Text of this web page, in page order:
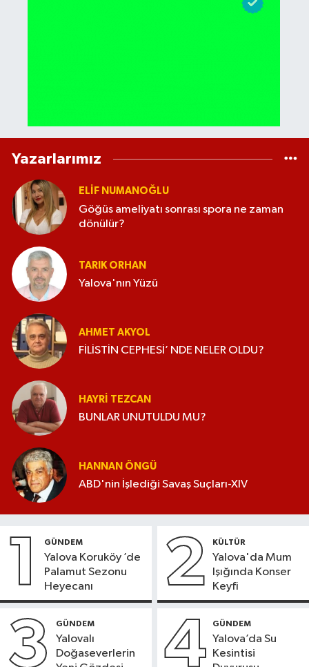
Yazarlarımız
ELİF NUMANOĞLU
Göğüs ameliyatı sonrası spora ne zaman
dönülür?
TARIK ORHAN
Yalova'nın Yüzü
AHMET AKYOL
FİLİSTİN CEPHESİ’ NDE NELER OLDU?
HAYRI TEZCAN
BUNLAR UNUTULDU MU?
HANNAN ÖNGÜ
ABD'nin İşlediği Savaş Suçları-XIV
1 GÜNDEM
Yalova Koruköy ’de
Palamut Sezonu
Heyecanı
2 KÜLTÜR
Yalova'da Mum
Işığında Konser
Keyfi
3 GÜNDEM
Yalovalı
Doğaseverlerin
4 GÜNDEM
Yalova’da Su
Kesintisi